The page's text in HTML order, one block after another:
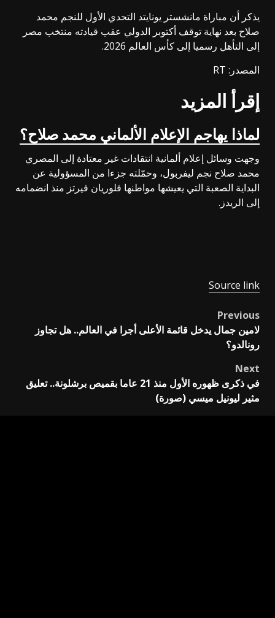
يذكر أن مباراة مانشستر يونايتد التحدي الأول للنجم محمد
صلاح بعد نهاية توقف أكتوبر الدولي عقب قيادته منتخب مصر
إلى التأهل رسميا إلى كأس العالم 2026.
المصدر: RT
إقرأ المزيد
لماذا يهاجم الإعلام الألماني محمد صلاح؟
وجهت وسائل إعلام ألمانية انتقادات غير معتادة إلى المصري
محمد صلاح نجم ليفربول، وحمّلته جزءا من المسؤولية عن
البداية الصعبة التي يعيشها مواطنها فلوريان فيرتز منذ انضمامه
إلى الريدز.
Source link
Post
navigation
Previous
لامين جمال يدخل قائمة الأعلى أجرا في العالم.. هل تجاوز
رونالدو؟
Next
في ذكرى ظهوره الأول منذ 21 عاما بقميص برشلونة.. تعليق
مثير ليونيل ميسي (صورة)